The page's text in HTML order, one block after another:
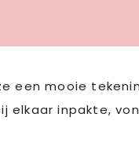
een mooie
elkaar inpakte,